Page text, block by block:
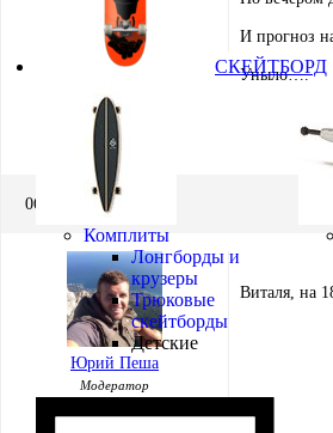
СКЕЙТБОРД
Комплиты
Лонгборды и
крузеры
Трюковые
скейтборды
Детские
Виталий Поздеев
Участник И прогноз
Уныло….
06.09.2011 в 05:40
Юрий Пеша
Модератор
Виталя, на